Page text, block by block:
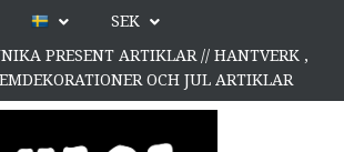
SEK
PRESENT ARTIKLAR // HANTVERK ,
OCH JUL ARTIKLAR